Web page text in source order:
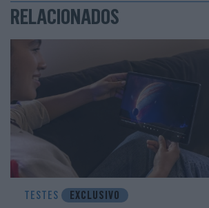
RELACIONADOS
TESTES EXCLUSIVO